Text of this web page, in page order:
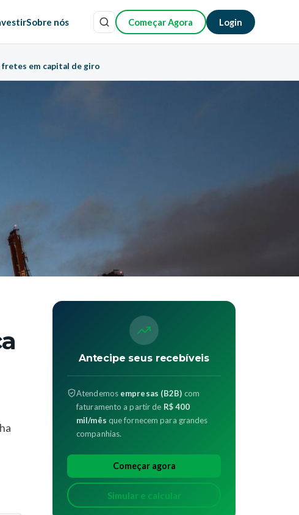
Sobre nós Começar Agora Login
em capital de giro
Antecipe seus recebíveis
Atendemos empresas (B2B) com
faturamento a partir de R$ 400
mil/mês que fornecem para grandes
companhias.
Começar agora
Simular e calcular